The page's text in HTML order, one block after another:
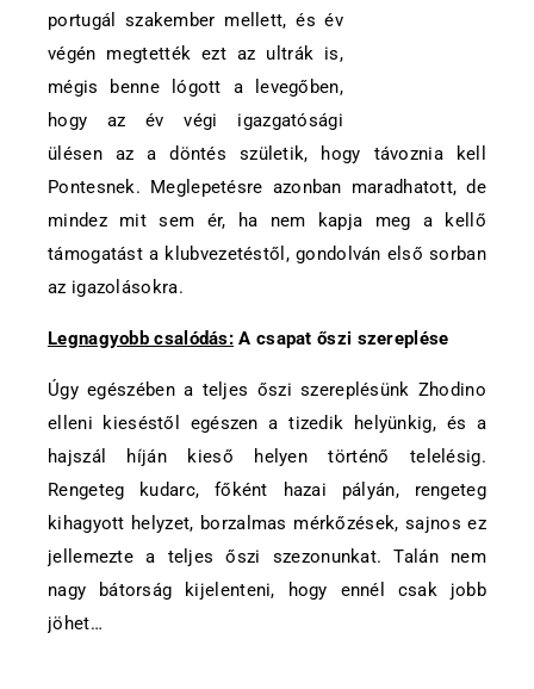
portugál szakember mellett, és év
végén megtették ezt az ultrák is,
mégis benne lógott a levegőben,
hogy az év végi igazgatósági
ülésen az a döntés születik, hogy távoznia kell
Pontesnek. Meglepetésre azonban maradhatott, de
mindez mit sem ér, ha nem kapja meg a kellő
támogatást a klubvezetéstől, gondolván első sorban
az igazolásokra.
Legnagyobb csalódás: A csapat őszi szereplése
Úgy egészében a teljes őszi szereplésünk Zhodino
elleni kieséstől egészen a tizedik helyünkig, és a
hajszál híján kieső helyen történő telelésig.
Rengeteg kudarc, főként hazai pályán, rengeteg
kihagyott helyzet, borzalmas mérkőzések, sajnos ez
jellemezte a teljes őszi szezonunkat. Talán nem
nagy bátorság kijelenteni, hogy ennél csak jobb
jöhet…